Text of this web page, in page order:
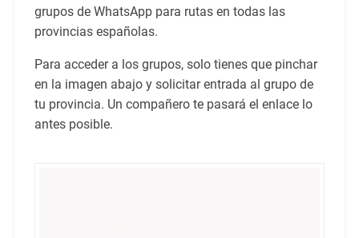
grupos de WhatsApp para rutas en todas las
provincias españolas.
Para acceder a los grupos, solo tienes que pinchar
en la imagen abajo y solicitar entrada al grupo de
tu provincia. Un compañero te pasará el enlace lo
antes posible.